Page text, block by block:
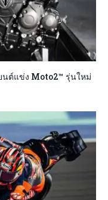
นต์แข่ง Moto2™ รุ่นใหม่